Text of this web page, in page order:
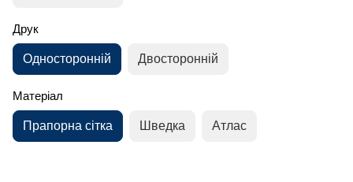
Друк
Односторонній Двосторонній
Матеріал
Прапорна сітка Шведка Атлас